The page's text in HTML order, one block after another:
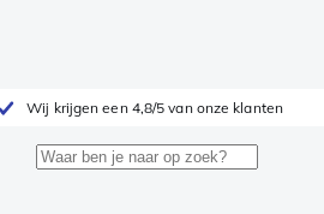
Wij krijgen een 4,8/5 van onze klanten